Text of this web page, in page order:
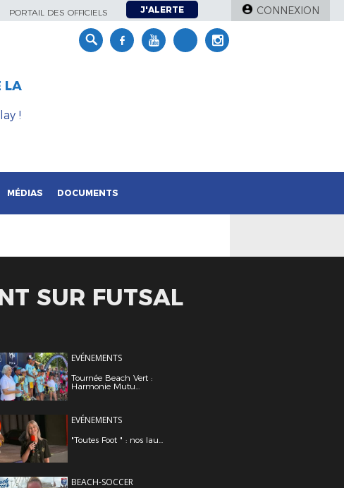
PORTAIL DES OFFICIELS J'ALERTE CONNEXION
LA
!
MÉDIAS DOCUMENTS
SUR FUTSAL
EVÉNEMENTS
Tournée Beach Vert :
Harmonie Mutu...
EVÉNEMENTS
"Toutes Foot " : nos lau...
BEACH-SOCCER